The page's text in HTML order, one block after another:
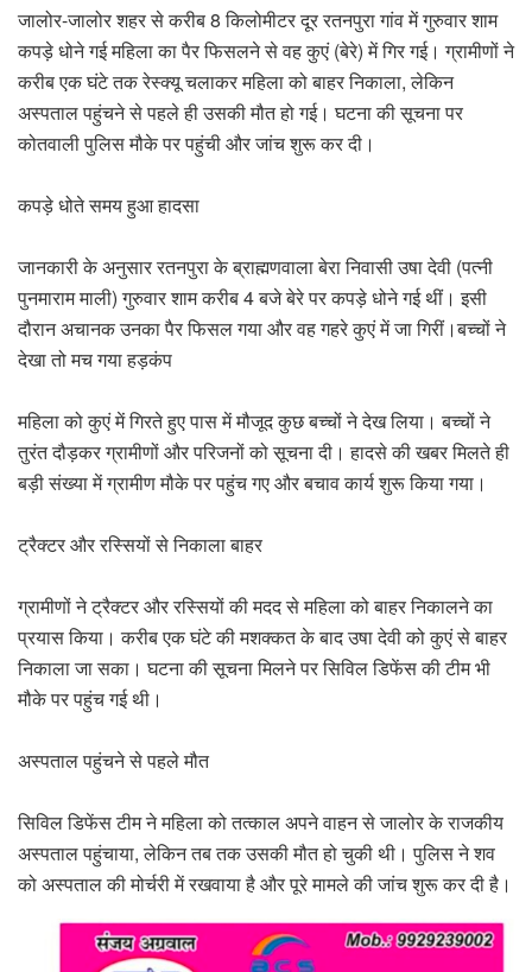
जालोर-जालोर शहर से करीब 8 किलोमीटर दूर रतनपुरा गांव में गुरुवार शाम
कपड़े धोने गई महिला का पैर फिसलने से वह कुएं (बेरे) में गिर गई। ग्रामीणों ने
करीब एक घंटे तक रेस्क्यू चलाकर महिला को बाहर निकाला, लेकिन
अस्पताल पहुंचने से पहले ही उसकी मौत हो गई। घटना की सूचना पर
कोतवाली पुलिस मौके पर पहुंची और जांच शुरू कर दी।
कपड़े धोते समय हुआ हादसा
जानकारी के अनुसार रतनपुरा के ब्राह्मणवाला बेरा निवासी उषा देवी (पत्नी
पुनमाराम माली) गुरुवार शाम करीब 4 बजे बेरे पर कपड़े धोने गई थीं। इसी
दौरान अचानक उनका पैर फिसल गया और वह गहरे कुएं में जा गिरीं।बच्चों ने
देखा तो मच गया हड़कंप
महिला को कुएं में गिरते हुए पास में मौजूद कुछ बच्चों ने देख लिया। बच्चों ने
तुरंत दौड़कर ग्रामीणों और परिजनों को सूचना दी। हादसे की खबर मिलते ही
बड़ी संख्या में ग्रामीण मौके पर पहुंच गए और बचाव कार्य शुरू किया गया।
ट्रैक्टर और रस्सियों से निकाला बाहर
ग्रामीणों ने ट्रैक्टर और रस्सियों की मदद से महिला को बाहर निकालने का
प्रयास किया। करीब एक घंटे की मशक्कत के बाद उषा देवी को कुएं से बाहर
निकाला जा सका। घटना की सूचना मिलने पर सिविल डिफेंस की टीम भी
मौके पर पहुंच गई थी।
अस्पताल पहुंचने से पहले मौत
सिविल डिफेंस टीम ने महिला को तत्काल अपने वाहन से जालोर के राजकीय
अस्पताल पहुंचाया, लेकिन तब तक उसकी मौत हो चुकी थी। पुलिस ने शव
को अस्पताल की मोर्चरी में रखवाया है और पूरे मामले की जांच शुरू कर दी है।